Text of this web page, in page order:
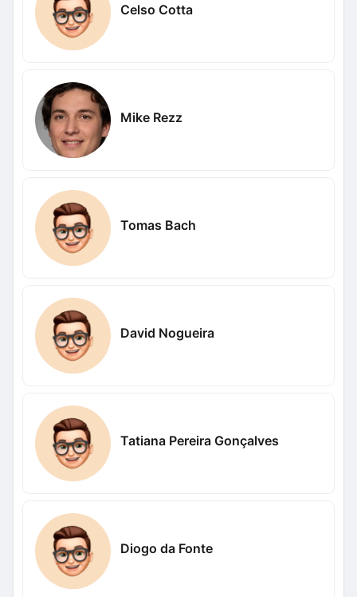
Celso Cotta
Mike Rezz
Tomas Bach
David Nogueira
Tatiana Pereira Gonçalves
Diogo da Fonte